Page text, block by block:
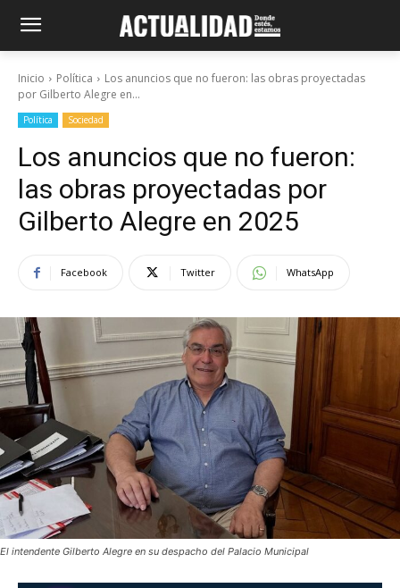
Inicio Política
Los anuncios que no fueron: las obras proyectadas
por Gilberto Alegre en...
Política Sociedad
Los anuncios que no fueron:
las obras proyectadas por
Gilberto Alegre en 2025
Facebook Twitter WhatsApp
El intendente Gilberto Alegre en su despacho del Palacio Municipal